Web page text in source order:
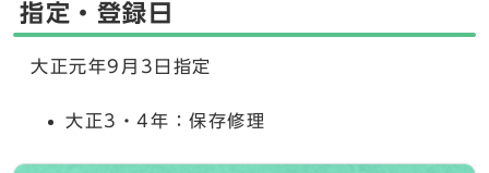
指定・登録日
大正元年9月3日指定
大正3・4年：保存修理